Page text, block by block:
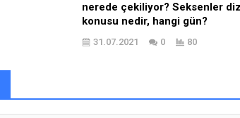
nerede çekiliyor? Seksenler
konusu nedir, hangi gün?
31.07.2021 0 80